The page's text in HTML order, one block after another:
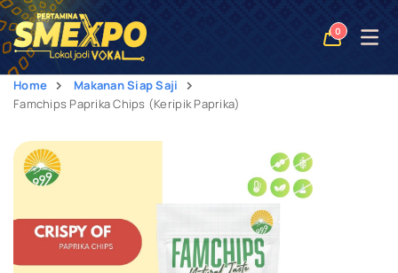
0
Open
Home
Makanan Siap Saji
Famchips Paprika Chips (Keripik Paprika)